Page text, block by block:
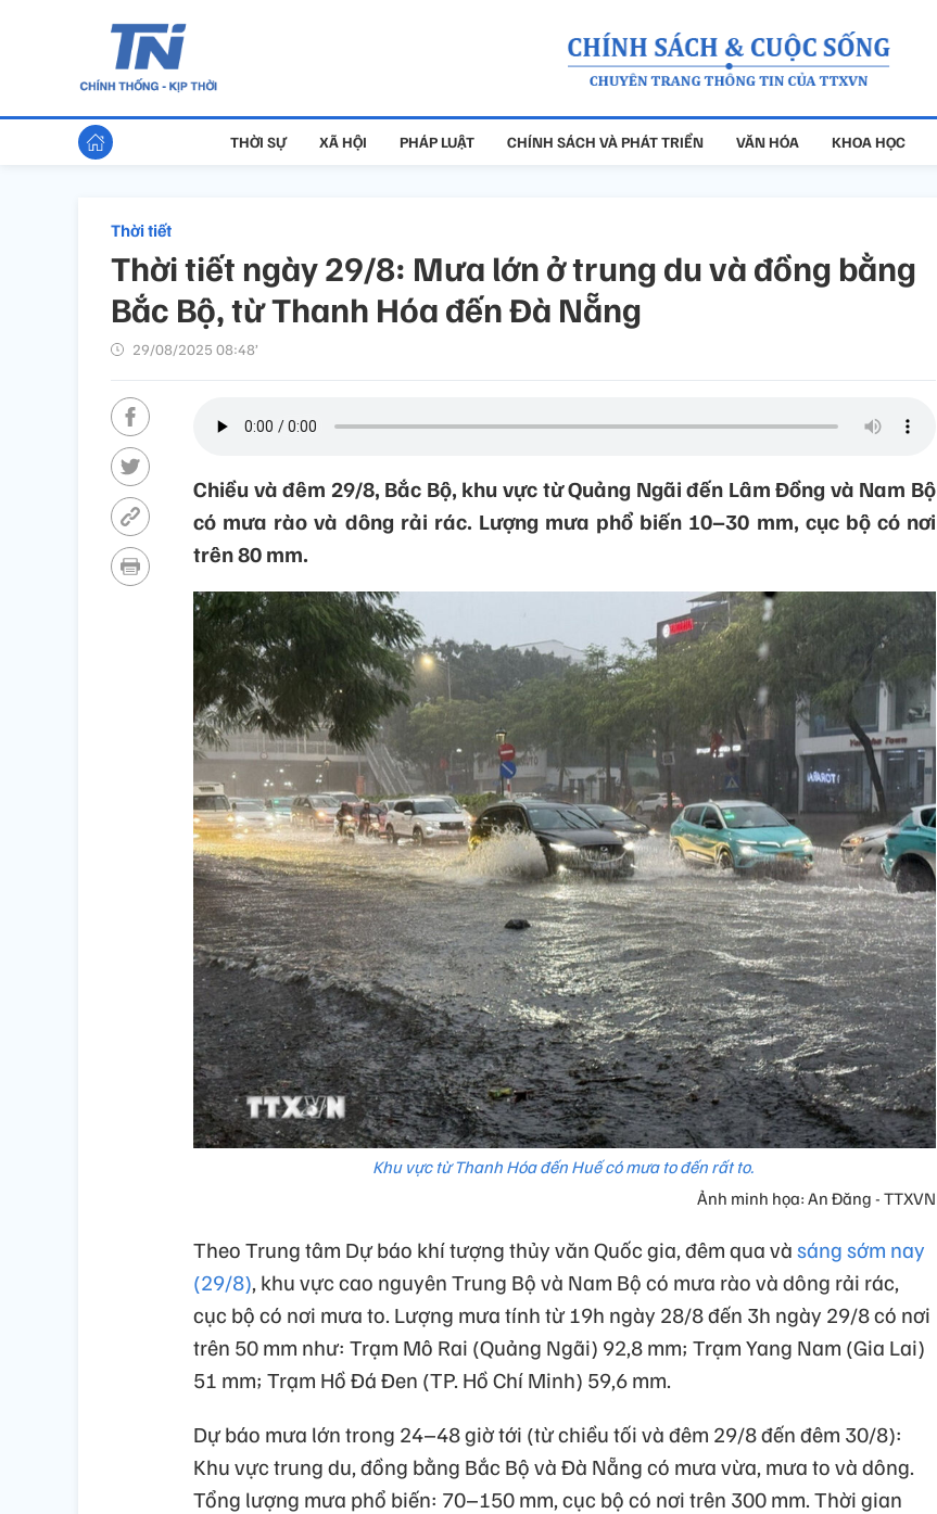
THỜI SỰ XÃ HỘI PHÁP LUẬT CHÍNH SÁCH VÀ PHÁT TRIỂN VĂN HÓA KHOA HỌC
Thời tiết
Thời tiết ngày 29/8: Mưa lớn ở trung du và đồng bằng
Bắc Bộ, từ Thanh Hóa đến Đà Nẵng
29/08/2025 08:48’
Chiều và đêm 29/8, Bắc Bộ, khu vực từ Quảng Ngãi đến Lâm Đồng và Nam Bộ
có mưa rào và dông rải rác. Lượng mưa phổ biến 10–30 mm, cục bộ có nơi
trên 80 mm.
Khu vực từ Thanh Hóa đến Huế có mưa to đến rất to.
Ảnh minh họa: An Đăng - TTXVN
Theo Trung tâm Dự báo khí tượng thủy văn Quốc gia, đêm qua vàsáng sớm nay
(29/8), khu vực cao nguyên Trung Bộ và Nam Bộ có mưa rào và dông rải rác,
cục bộ có nơi mưa to. Lượng mưa tính từ 19h ngày 28/8 đến 3h ngày 29/8 có nơi
trên 50 mm như: Trạm Mô Rai (Quảng Ngãi) 92,8 mm; Trạm Yang Nam (Gia Lai)
51 mm; Trạm Hồ Đá Đen (TP. Hồ Chí Minh) 59,6 mm.
Dự báo mưa lớn trong 24–48 giờ tới (từ chiều tối và đêm 29/8 đến đêm 30/8):
Khu vực trung du, đồng bằng Bắc Bộ và Đà Nẵng có mưa vừa, mưa to và dông.
Tổng lượng mưa phổ biến: 70–150 mm, cục bộ có nơi trên 300 mm. Thời gian